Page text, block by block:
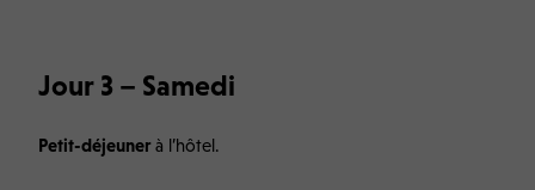
Jour 3 – Samedi
Petit-déjeuner à l’hôtel.